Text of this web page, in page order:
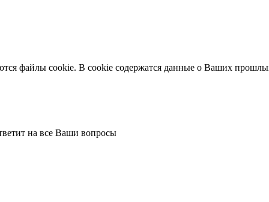
файлы cookie. В cookie содержатся данные о Ваших
на все Ваши вопросы